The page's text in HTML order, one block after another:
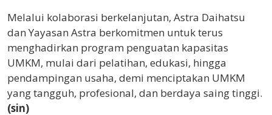
Melalui kolaborasi berkelanjutan, Astra Daihatsu
dan Yayasan Astra berkomitmen untuk terus
menghadirkan program penguatan kapasitas
UMKM, mulai dari pelatihan, edukasi, hingga
pendampingan usaha, demi menciptakan UMKM
yang tangguh, profesional, dan berdaya saing tinggi.
(sin)